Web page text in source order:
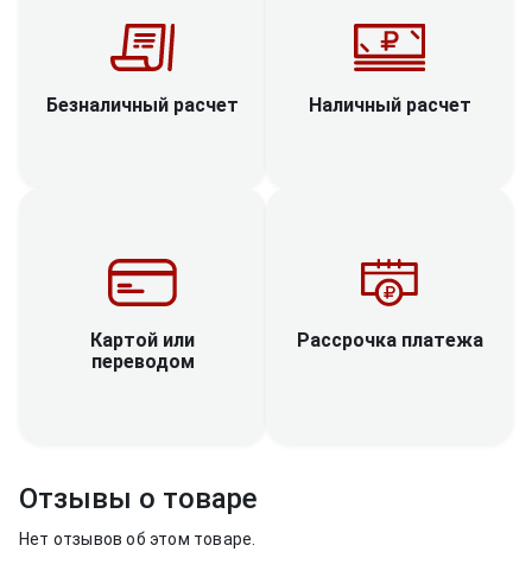
Безналичный расчет Наличный расчет
Картой или
переводом
Рассрочка платежа
Отзывы о товаре
Нет отзывов об этом товаре.